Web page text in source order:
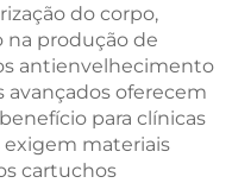
do corpo,
produção de
antienvelhecimento
avançados oferecem
para clínicas
exigem materiais
cartuchos